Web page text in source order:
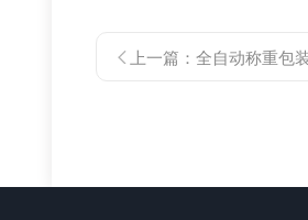
上一篇：全自动称重包装机在实